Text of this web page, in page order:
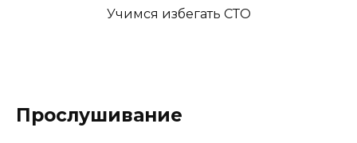
Прослушивание